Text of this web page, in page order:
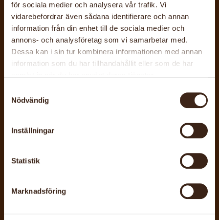
för sociala medier och analysera vår trafik. Vi
vidarebefordrar även sådana identifierare och annan
information från din enhet till de sociala medier och
annons- och analysföretag som vi samarbetar med.
Dessa kan i sin tur kombinera informationen med annan
information som du har tillhandahållit eller som de har
Nödvändig
Inställningar
Statistik
Marknadsföring
27 nov, 2025 - 17 dec, 2026
Hemslöjdsbutiken på Orust